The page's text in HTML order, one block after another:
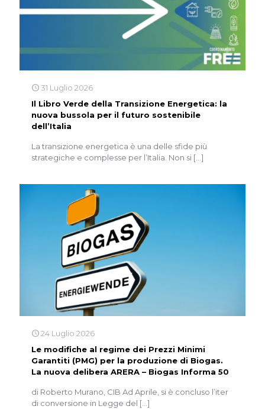
31 Luglio 2026
Il Libro Verde della Transizione Energetica: la
nuova bussola per il futuro sostenibile
dell’Italia
La transizione energetica è una delle sfide più
strategiche e complesse per l’Italia. Non si […]
24 Luglio 2026
Le modifiche al regime dei Prezzi Minimi
Garantiti (PMG) per la produzione di Biogas.
La nuova delibera ARERA – Biogas Informa 50
di Roberto Murano, CIB Ad Aprile, si è concluso l’iter
di conversione in Legge del […]